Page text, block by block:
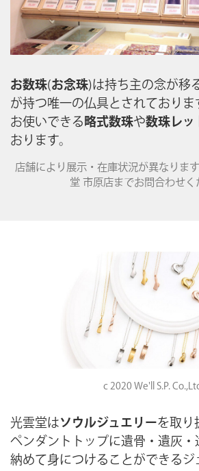
お数珠(お念珠)は持ち主の念が移
が持つ唯一の仏具とされておりま
お使いできる 略式数珠や数珠レッ
おります。
店舗により展示・在庫状況が異なりま
堂 市原店までお問合わせく
c 2020 We'll S.P.
光雲堂はソウルジュエリーを取り
ペンダントトップに遺骨・遺灰・
納めて身につけることができるジ